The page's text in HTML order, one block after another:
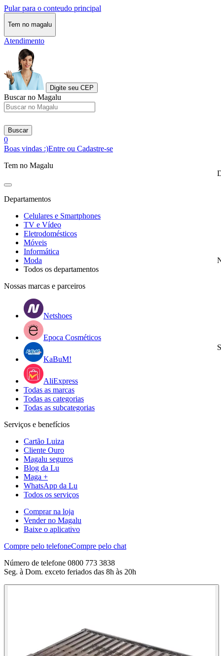
Pular para o conteudo principal
Tem no magalu
Atendimento
Digite seu CEP
Buscar no Magalu
Buscar
0
Boas vindas :)Entre ou Cadastre-se
Tem no Magalu
Departamentos
Celulares e Smartphones
TV e Vídeo
Eletrodomésticos
Móveis
Informática
Moda
Todos os departamentos
Nossas marcas e parceiros
Netshoes
Epoca Cosméticos
KaBuM!
AliExpress
Todas as marcas
Todas as categorias
Todas as subcategorias
Serviços e benefícios
Cartão Luiza
Cliente Ouro
Magalu seguros
Blog da Lu
Maga +
WhatsApp da Lu
Todos os serviços
Comprar na loja
Vender no Magalu
Baixe o aplicativo
Compre pelo telefoneCompre pelo chat
Número de telefone 0800 773 3838
Seg. à Dom. exceto feriados das 8h às 20h